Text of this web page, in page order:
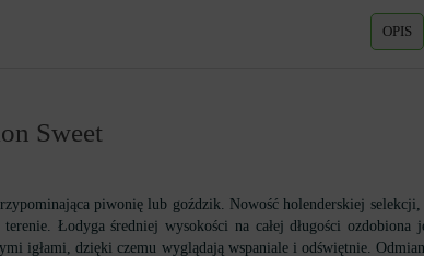
OPIS
Sweet
piwonię lub goździk. Nowość holenderskiej
Łodyga średniej wysokości na całej długości
igłami, dzięki czemu wyglądają wspaniale i odświętnie.